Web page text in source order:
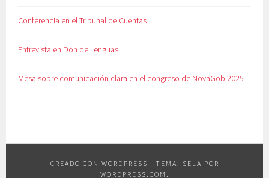
Conferencia en el Tribunal de Cuentas
Entrevista en Don de Lenguas
Mesa sobre comunicación clara en el congreso de NovaGob 2025
CREADO CON WORDPRESS | TEMA: SELA POR
WORDPRESS.COM .